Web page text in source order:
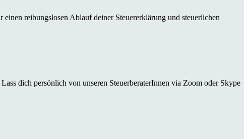
reibungslosen Ablauf deiner Steuererklärung und steuerlichen
dich persönlich von unseren SteuerberaterInnen via Zoom oder Skype